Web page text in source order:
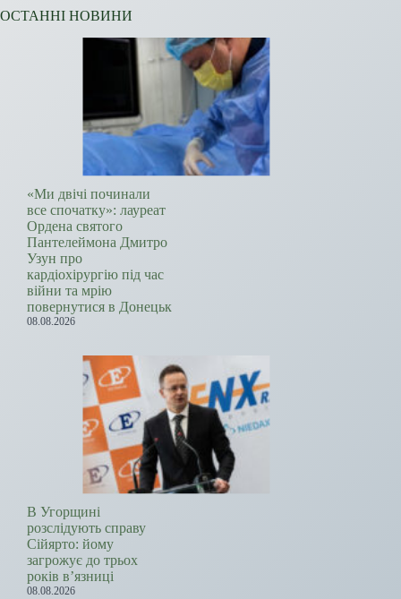
ОСТАННІ НОВИНИ
«Ми двічі починали
все спочатку»: лауреат
Ордена святого
Пантелеймона Дмитро
Узун про
кардіохірургію під час
війни та мрію
повернутися в Донецьк
08.08.2026
В Угорщині
розслідують справу
Сійярто: йому
загрожує до трьох
років в’язниці
08.08.2026